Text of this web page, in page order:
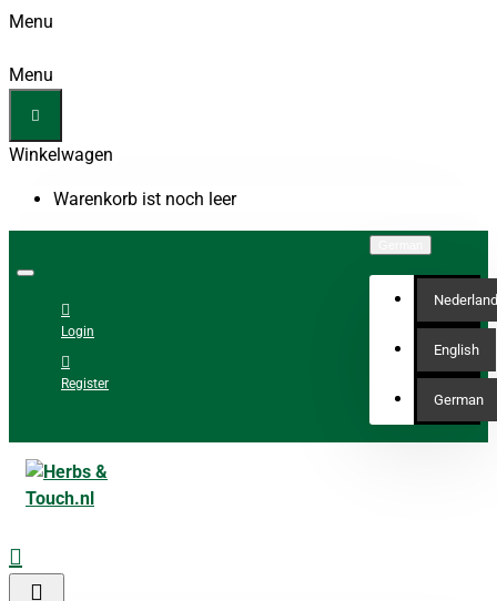
Menu
Menu
Winkelwagen
Warenkorb ist noch leer
Login
Register
English
German